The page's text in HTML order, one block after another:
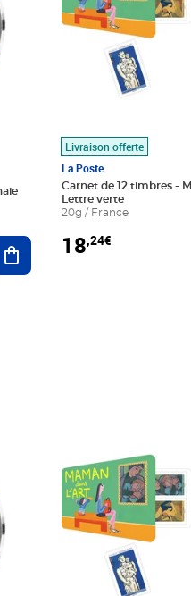
Ajouter au panier
Livraison offerte
La Poste
Carnet de 12 timbres -
Lettre verte
20g / France
18,24€